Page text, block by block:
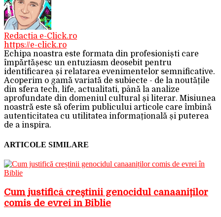
Redactia e-Click.ro
https://e-click.ro
Echipa noastra este formata din profesioniști care
împărtășesc un entuziasm deosebit pentru
identificarea și relatarea evenimentelor semnificative.
Acoperim o gamă variată de subiecte - de la noutățile
din sfera tech, life, actualitati, până la analize
aprofundate din domeniul cultural și literar. Misiunea
noastră este să oferim publicului articole care îmbină
autenticitatea cu utilitatea informațională și puterea
de a inspira.
ARTICOLE SIMILARE
Cum justifică creștinii genocidul canaaniților
comis de evrei în Biblie